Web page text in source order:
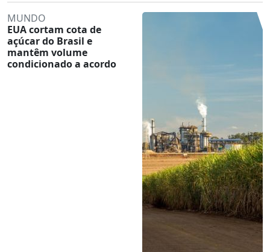
MUNDO
EUA cortam cota de
açúcar do Brasil e
mantêm volume
condicionado a acordo